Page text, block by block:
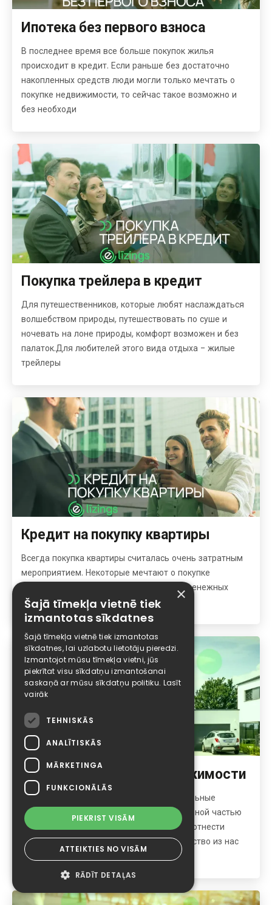
Ипотека без первого взноса
В последнее время все больше покупок жилья
происходит в кредит. Если раньше без достаточно
накопленных средств люди могли только мечтать о
покупке недвижимости, то сейчас такое возможно и
без необходи
Покупка трейлера в кредит
Для путешественников, которые любят наслаждаться
волшебством природы, путешествовать по суше и
ночевать на лоне природы, комфорт возможен и без
палаток.Для любителей этого вида отдыха - жилые
трейлеры
Кредит на покупку квартиры
Всегда покупка квартиры считалась очень затратным
мероприятием. Некоторые мечтают о покупке
квартире, не имея для этого свободных денежных
средств.
Кредит на покупку недвижимости
В жизни каждого из нас случаются глобальные
перемены, которые являются неотъемленной частью
нашей жизни. К таким переменам можно отнести
покупку жилья. Рано или поздно большинство из нас
сталкиваются
×
Šajā tīmekļa vietnē tiek
izmantotas sīkdatnes
Šajā tīmekļa vietnē tiek izmantotas
sīkdatnes, lai uzlabotu lietotāju pieredzi.
Izmantojot mūsu tīmekļa vietni, jūs
piekrītat visu sīkdatņu izmantošanai
saskaņā ar mūsu sīkdatņu politiku. Lasīt
vairāk
TEHNISKĀS
ANALĪTISKĀS
MĀRKETINGA
FUNKCIONĀLĀS
PIEKRIST VISĀM
ATTEIKTIES NO VISĀM
RĀDĪT DETAĻAS